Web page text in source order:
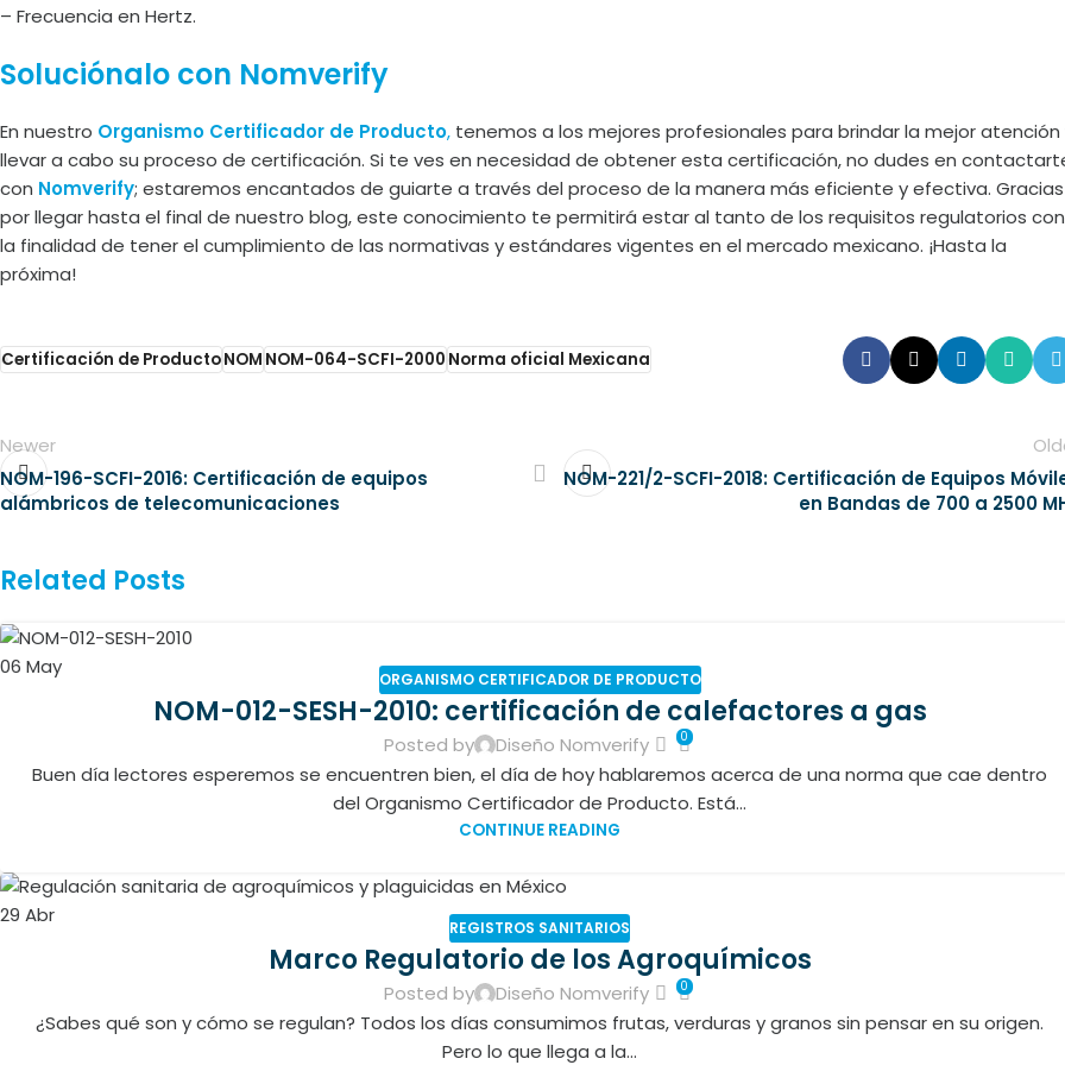
– Frecuencia en Hertz.
Soluciónalo con Nomverify
En nuestro Organismo Certificador de Producto, tenemos a los mejores profesionales para brindar la mejor atención
llevar a cabo su proceso de certificación. Si te ves en necesidad de obtener esta certificación, no dudes en
con Nomverify; estaremos encantados de guiarte a través del proceso de la manera más eficiente y efectiva. Gracias
por llegar hasta el final de nuestro blog, este conocimiento te permitirá estar al tanto de los requisitos regulatorios con
la finalidad de tener el cumplimiento de las normativas y estándares vigentes en el mercado mexicano. ¡Hasta la
próxima!
Certificación de ProductoNOMNOM-064-SCFI-2000Norma oficial Mexicana
Newer
NOM-196-SCFI-2016: Certificación de equipos
alámbricos de telecomunicaciones
NOM-221/2-SCFI-2018: Certificación de Equipos
en Bandas de 700 a 2500
Related Posts
06 May
ORGANISMO CERTIFICADOR DE PRODUCTO
NOM-012-SESH-2010: certificación de calefactores a gas
Posted by Diseño Nomverify 0
Buen día lectores esperemos se encuentren bien, el día de hoy hablaremos acerca de una norma que cae dentro
del Organismo Certificador de Producto. Está...
CONTINUE READING
29 Abr
REGISTROS SANITARIOS
Marco Regulatorio de los Agroquímicos
Posted by Diseño Nomverify 0
¿Sabes qué son y cómo se regulan? Todos los días consumimos frutas, verduras y granos sin pensar en su origen.
Pero lo que llega a la...